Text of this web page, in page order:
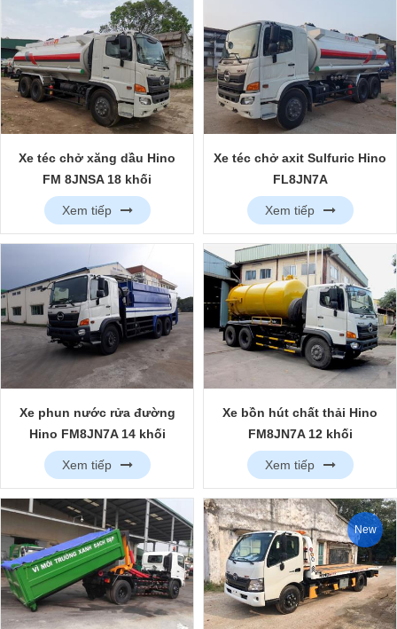
Xe téc chở xăng dầu Hino
FM 8JNSA 18 khối
Xem tiếp
Xe téc chở axit Sulfuric Hino
FL8JN7A
Xem tiếp
Xe phun nước rửa đường
Hino FM8JN7A 14 khối
Xem tiếp
Xe bồn hút chất thải Hino
FM8JN7A 12 khối
Xem tiếp
New